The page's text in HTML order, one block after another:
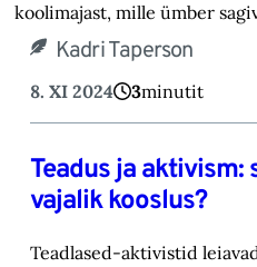
koolimajast, mille ümber
Kadri Taperson
8. XI 2024 3minutit
Teadus ja aktivism:
vajalik kooslus?
Teadlased-aktivistid